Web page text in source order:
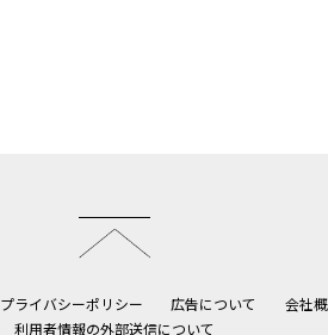
プライバシーポリシー 広告について
会社
利用者情報の外部送信について